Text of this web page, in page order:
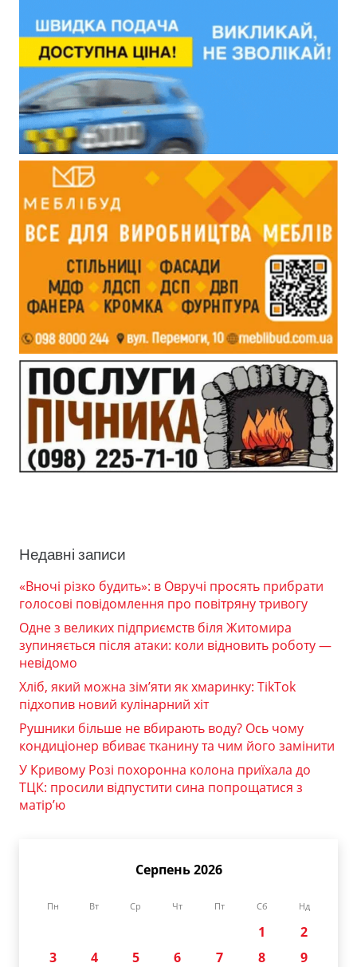
Недавні записи
«Вночі різко будить»: в Овручі просять прибрати
голосові повідомлення про повітряну тривогу
Одне з великих підприємств біля Житомира
зупиняється після атаки: коли відновить роботу —
невідомо
Хліб, який можна зім’яти як хмаринку: TikTok
підхопив новий кулінарний хіт
Рушники більше не вбирають воду? Ось чому
кондиціонер вбиває тканину та чим його замінити
У Кривому Розі похоронна колона приїхала до
ТЦК: просили відпустити сина попрощатися з
матір’ю
Серпень 2026
Пн Вт Ср Чт Пт Сб Нд
1
2
3
4 5 6 7 8
9